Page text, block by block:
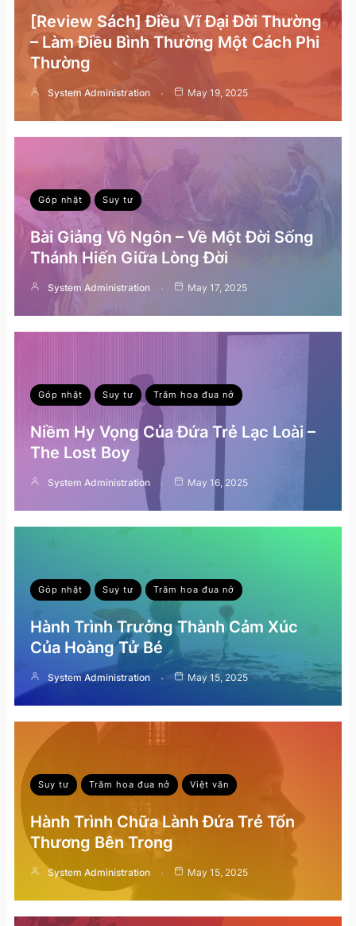
[Review Sách] Điều Vĩ Đại Đời Thường
– Làm Điều Bình Thường Một Cách Phi
Thường
System Administration May 19, 2025
Góp nhặt Suy tư
Bài Giảng Vô Ngôn – Về Một Đời Sống
Thánh Hiến Giữa Lòng Đời
System Administration May 17, 2025
Góp nhặt Suy tư Trăm hoa đua nở
Niềm Hy Vọng Của Đứa Trẻ Lạc Loài –
The Lost Boy
System Administration May 16, 2025
Góp nhặt Suy tư Trăm hoa đua nở
Hành Trình Trưởng Thành Cảm Xúc
Của Hoàng Tử Bé
System Administration May 15, 2025
Suy tư Trăm hoa đua nở Việt văn
Hành Trình Chữa Lành Đứa Trẻ Tổn
Thương Bên Trong
System Administration May 15, 2025